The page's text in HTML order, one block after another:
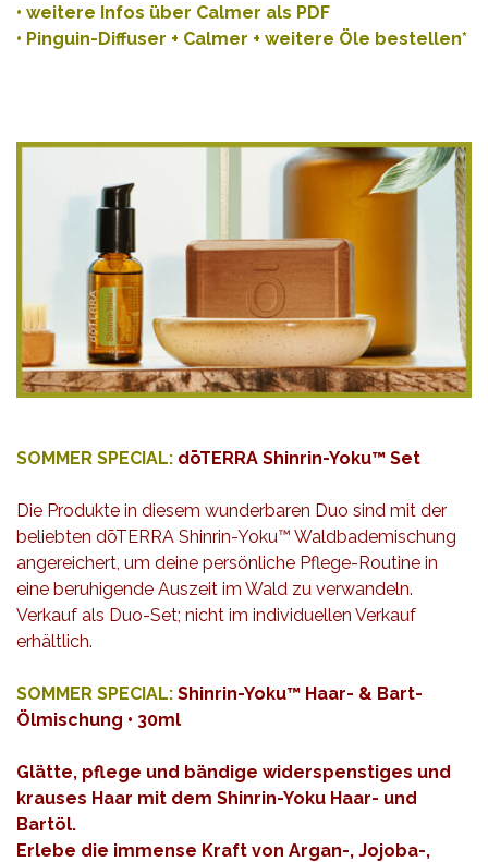
• weitere Infos über Calmer als PDF
• Pinguin-Diffuser + Calmer + weitere Öle bestellen*
SOMMER SPECIAL: dōTERRA Shinrin-Yoku™ Set
Die Produkte in diesem wunderbaren Duo sind mit der
beliebten dōTERRA Shinrin-Yoku™ Waldbademischung
angereichert, um deine persönliche Pflege-Routine in
eine beruhigende Auszeit im Wald zu verwandeln.
Verkauf als Duo-Set; nicht im individuellen Verkauf
erhältlich.
SOMMER SPECIAL: Shinrin-Yoku™ Haar- & Bart-
Ölmischung • 30ml
Glätte, pflege und bändige widerspenstiges und
krauses Haar mit dem Shinrin-Yoku Haar- und
Bartöl.
Erlebe die immense Kraft von Argan-, Jojoba-,